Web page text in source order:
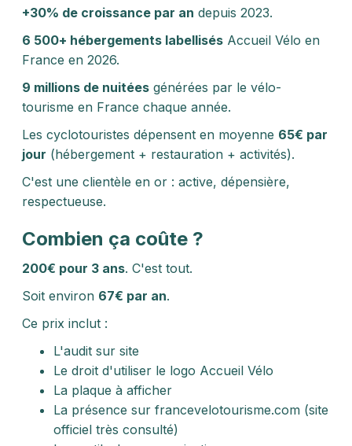
+30% de croissance par an depuis 2023.
6 500+ hébergements labellisés Accueil Vélo en
France en 2026.
9 millions de nuitées générées par le vélo-
tourisme en France chaque année.
Les cyclotouristes dépensent en moyenne 65€ par
jour (hébergement + restauration + activités).
C'est une clientèle en or : active, dépensière,
respectueuse.
Combien ça coûte ?
200€ pour 3 ans. C'est tout.
Soit environ 67€ par an.
Ce prix inclut :
L'audit sur site
Le droit d'utiliser le logo Accueil Vélo
La plaque à afficher
La présence sur francevelotourisme.com (site
officiel très consulté)